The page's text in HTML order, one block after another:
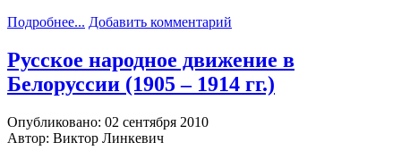
Подробнее... Добавить комментарий
Русское народное движение в
Белоруссии (1905 – 1914 гг.)
Опубликовано: 02 сентября 2010
Автор: Виктор Линкевич